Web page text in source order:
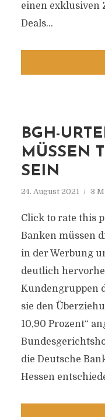
einen exklusiven
Deals...
BGH-
MÜSSEN
SEIN
24. August 2021 3
Click to rate this
Banken müssen
in der Werbung
deutlich
Kundengruppen
sie den
10,90 Prozent“
die Deutsche
Hessen